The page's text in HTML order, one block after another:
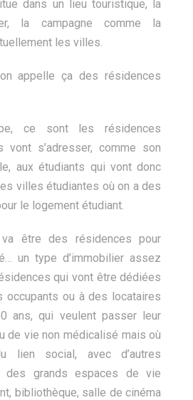
dans un lieu touristique, la
la campagne comme la
les villes.
appelle ça des résidences
ce sont les résidences
vont s’adresser, comme son
aux étudiants qui vont donc
villes étudiantes où on a des
le logement étudiant.
être des résidences pour
un type d’immobilier assez
qui vont être dédiées
occupants ou à des locataires
ans, qui veulent passer leur
de vie non médicalisé mais où
lien social, avec d’autres
grands espaces de vie
bibliothèque, salle de cinéma